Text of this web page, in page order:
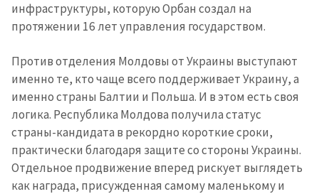
инфраструктуры, которую Орбан создал на
протяжении 16 лет управления государством.
Против отделения Молдовы от Украины выступают
именно те, кто чаще всего поддерживает Украину, а
именно страны Балтии и Польша. И в этом есть своя
логика. Республика Молдова получила статус
страны-кандидата в рекордно короткие сроки,
практически благодаря защите со стороны Украины.
Отдельное продвижение вперед рискует выглядеть
как награда, присужденная самому маленькому и
Заголовок новости
+ Добавить
заголовок
Фотография
+ Загрузить
изображение
Ссылка на медиа
+ Добавить ссылку на
медиа
Текст новости
+ Добавить текст